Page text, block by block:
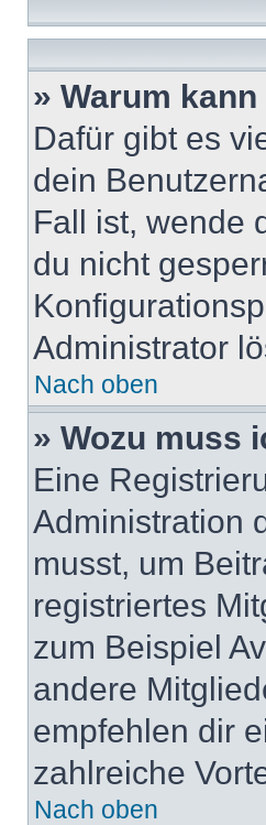
» Warum
Dafür gibt es
dein
Fall ist, wende
du nicht
Administrator
Nach oben
» Wozu muss
Eine
Administration
musst, um
registriertes
zum Beispiel
andere
empfehlen dir
zahlreiche
Nach oben